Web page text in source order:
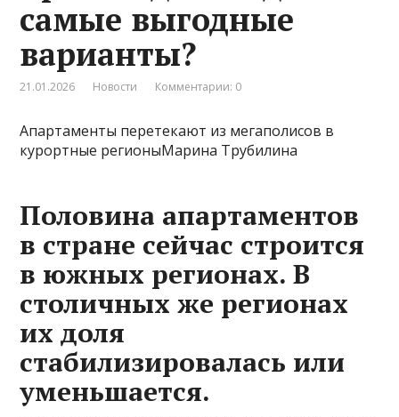
самые выгодные
варианты?
21.01.2026 Новости Комментарии: 0
Апартаменты перетекают из мегаполисов в
курортные регионыМарина Трубилина
Половина апартаментов
в стране сейчас строится
в южных регионах. В
столичных же регионах
их доля
стабилизировалась или
уменьшается.